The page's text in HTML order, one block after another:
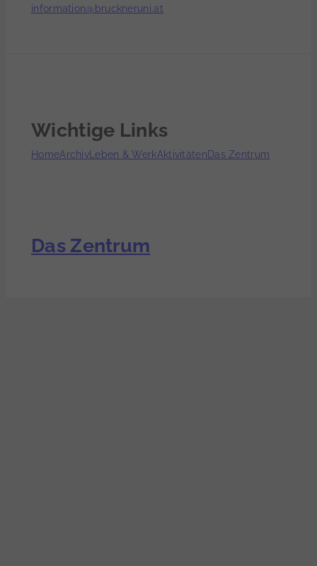
information@bruckneruni.at
Wichtige Links
HomeArchivLeben & WerkAktivitätenDas Zentrum
Das Zentrum